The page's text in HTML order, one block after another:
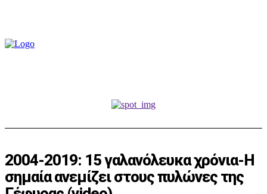
2004-2019: 15 γαλανόλευκα χρόνια-Η
σημαία ανεμίζει στους πυλώνες της